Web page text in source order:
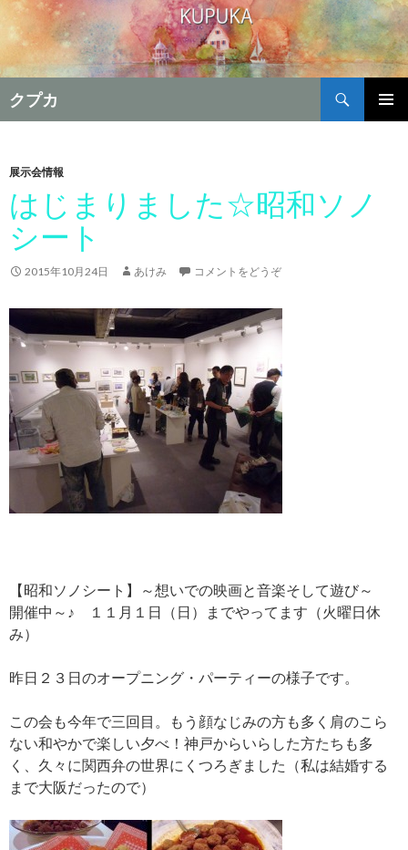
クプカ
索
ン
ツ
へ
移
動
展示会情報
はじまりました☆昭和ソノ
シート
2015年10月24日 あけみ コメントをどうぞ
【昭和ソノシート】～想いでの映画と音楽そして遊び～
開催中～♪ １１月１日（日）までやってます（火曜日休
み）
昨日２３日のオープニング・パーティーの様子です。
この会も今年で三回目。もう顔なじみの方も多く肩のこら
ない和やかで楽しい夕べ！神戸からいらした方たちも多
く、久々に関西弁の世界にくつろぎました（私は結婚する
まで大阪だったので）